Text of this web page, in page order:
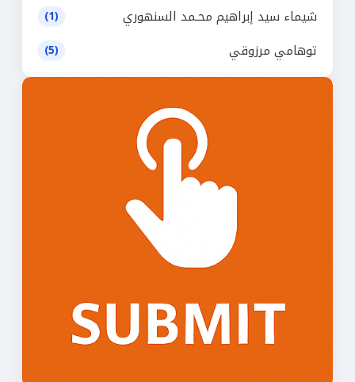
شيماء سيد إبراهيم محـمد السنهوري (1)
توهامي مرزوقي (5)